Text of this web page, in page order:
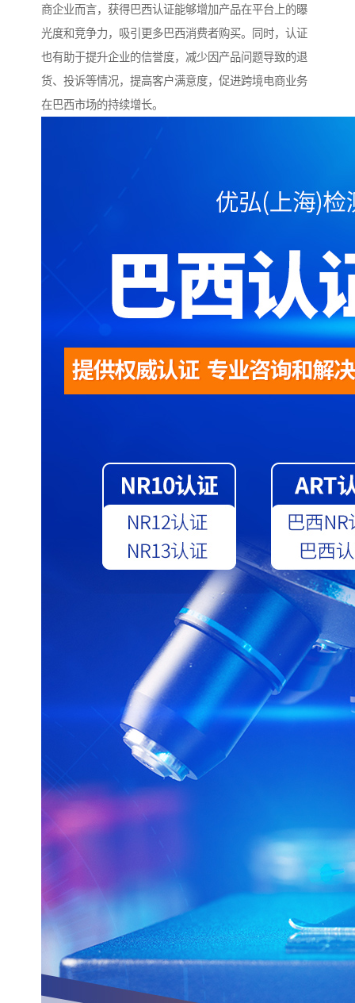
商企业而言，获得巴西认证能够增加产品在平台上的曝
光度和竞争力，吸引更多巴西消费者购买。同时，认证
也有助于提升企业的信誉度，减少因产品问题导致的退
货、投诉等情况，提高客户满意度，促进跨境电商业务
在巴西市场的持续增长。